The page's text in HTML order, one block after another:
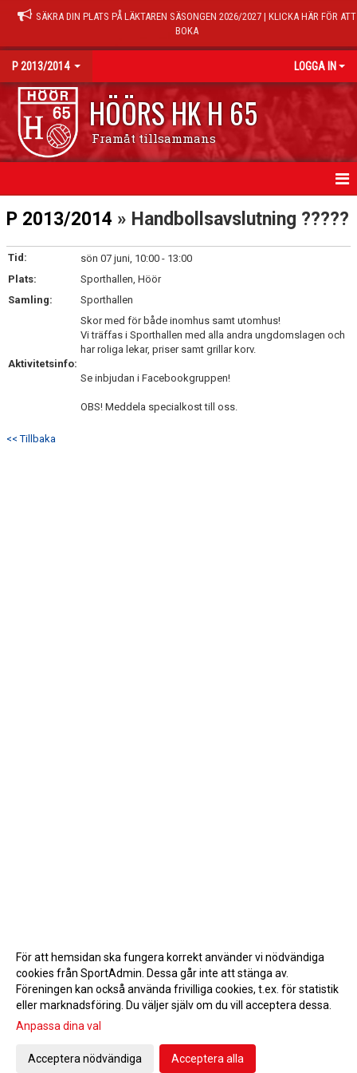
SÄKRA DIN PLATS PÅ LÄKTAREN SÄSONGEN 2026/2027 | KLICKA HÄR FÖR ATT
BOKA
P 2013/2014 LOGGA IN
HÖÖRS HK H 65
Framåt tillsammans
HEM
NYHETER
KALENDER
P 2013/2014 » Handbollsavslutning ?????
Tid:
sön 07 juni, 10:00 - 13:00
Plats:
Sporthallen, Höör
Samling:
Sporthallen
Aktivitetsinfo:
Skor med för både inomhus samt utomhus!
Vi träffas i Sporthallen med alla andra ungdomslagen och
har roliga lekar, priser samt grillar korv.
Se inbjudan i Facebookgruppen!
OBS! Meddela specialkost till oss.
<< Tillbaka
Gå till Webbversion
För att hemsidan ska fungera korrekt använder vi nödvändiga
cookies från SportAdmin. Dessa går inte att stänga av.
Föreningen kan också använda frivilliga cookies, t.ex. för statistik
eller marknadsföring. Du väljer själv om du vill acceptera dessa.
Anpassa dina val
Acceptera nödvändiga Acceptera alla